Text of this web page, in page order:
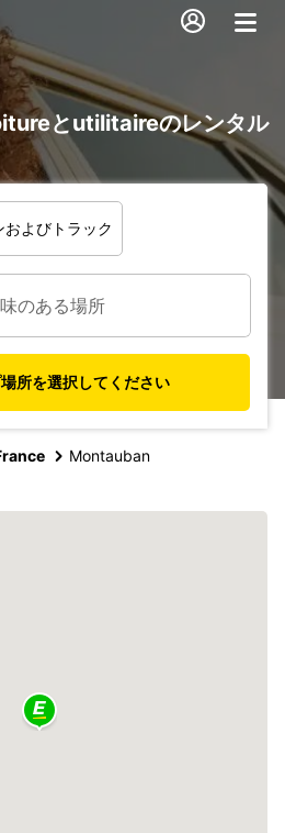
とutilitaireのレンタル
およびトラック
所を選択してください
Montauban